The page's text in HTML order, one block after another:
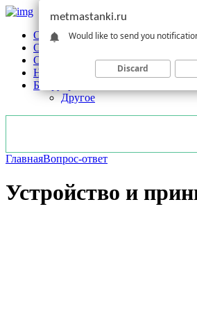
Обзоры станков
Оборудование
Обработка
Новости отрасли
Без рубрики
Другое
ГлавнаяВопрос-ответ
Устройство и
metmastanki.ru
Would like to send you
Discard